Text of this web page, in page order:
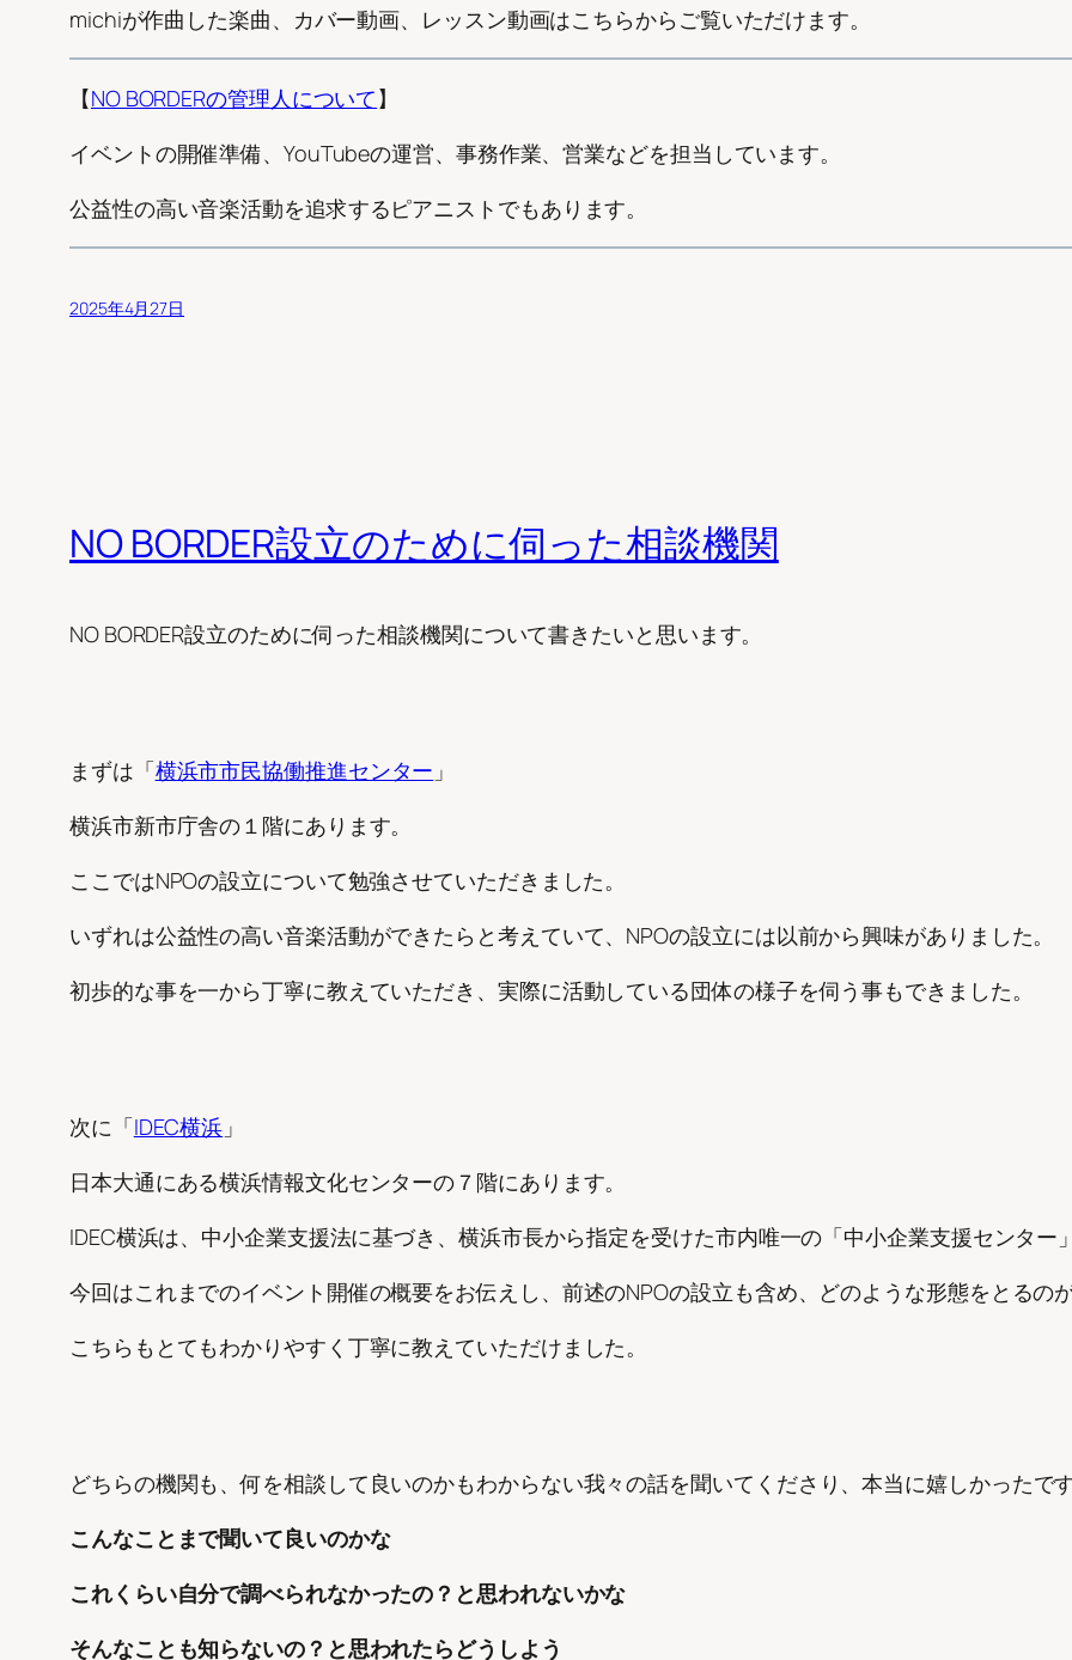
michiが作曲した楽曲、カバー動画、レッスン動画はこちらからご覧いただけます。
【NO BORDERの管理人について】
イベントの開催準備、YouTubeの運営、事務作業、営業などを担当しています。
公益性の高い音楽活動を追求するピアニストでもあります。
2025年4月27日
NO BORDER設立のために伺った相談機関
NO BORDER設立のために伺った相談機関について書きたいと思います。
まずは「横浜市市民協働推進センター 」
横浜市新市庁舎の１階にあります。
ここではNPOの設立について勉強させていただきました。
いずれは公益性の高い音楽活動ができたらと考えていて、NPOの設立には以前から興味がありました。
初歩的な事を一から丁寧に教えていただき、実際に活動している団体の様子を伺う事もできました。
次に「IDEC横浜 」
日本大通にある横浜情報文化センターの７階にあります。
IDEC横浜は、中小企業支援法に基づき、横浜市長から指定を受けた市内唯一の「中小企業支援センタ
今回はこれまでのイベント開催の概要をお伝えし、前述のNPOの設立も含め、どのような形態をとるの
こちらもとてもわかりやすく丁寧に教えていただけました。
どちらの機関も、何を相談して良いのかもわからない我々の話を聞いてくださり、本当に嬉しかったで
こんなことまで聞いて良いのかな
これくらい自分で調べられなかったの？と思われないかな
そんなことも知らないの？と思われたらどうしよう